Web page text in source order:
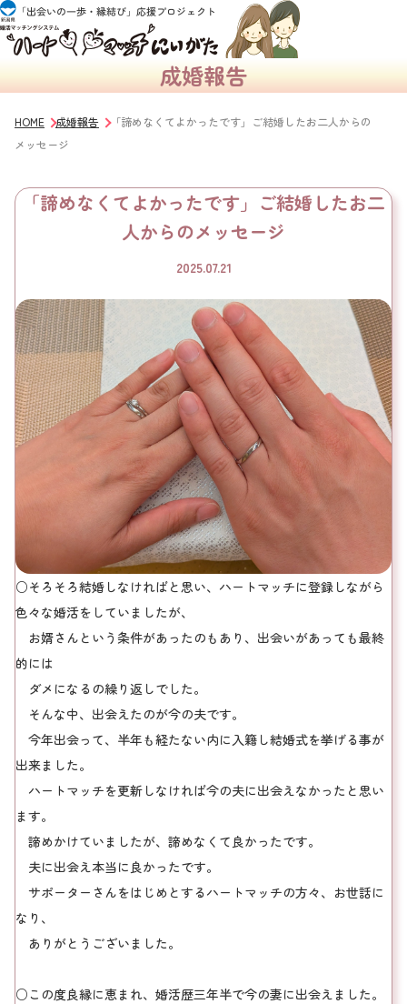
成婚報告
HOME 成婚報告
「諦めなくてよかったです」ご結婚したお二人からの
メッセージ
「諦めなくてよかったです」ご結婚したお二
人からのメッセージ
2025.07.21
○そろそろ結婚しなければと思い、ハートマッチに登録しながら
色々な婚活をしていましたが、
お婿さんという条件があったのもあり、出会いがあっても最終
的には
ダメになるの繰り返しでした。
そんな中、出会えたのが今の夫です。
今年出会って、半年も経たない内に入籍し結婚式を挙げる事が
出来ました。
ハートマッチを更新しなければ今の夫に出会えなかったと思い
ます。
諦めかけていましたが、諦めなくて良かったです。
夫に出会え本当に良かったです。
サポーターさんをはじめとするハートマッチの方々、お世話に
なり、
ありがとうございました。
○この度良縁に恵まれ、婚活歴三年半で今の妻に出会えました。